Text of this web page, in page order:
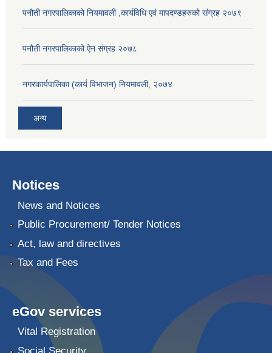
पनौती नगरपालिकाको नियमावली ,कार्यविधि एवं मापदण्डहरुको संग्रह २०७९
पनौती नगरपालिकाको ऐन संग्रह २०७८
नगरकार्यपालिका (कार्य विभाजन) नियमावली, २०७४
अन्य
Notices
News and Notices
Public Procurement/ Tender Notices
Act, law and directives
Tax and Fees
eGov services
Vital Registration